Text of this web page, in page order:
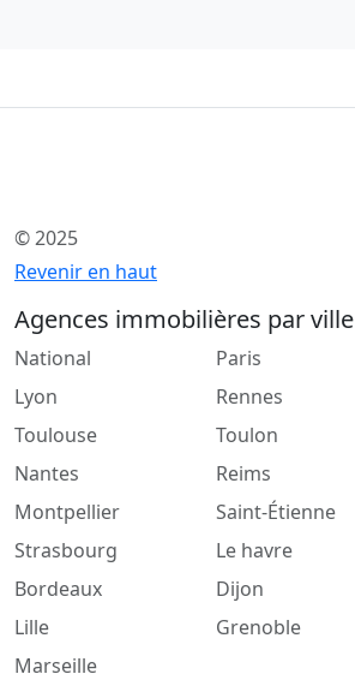
© 2025
Revenir en haut
Agences immobilières par ville
National
Lyon
Toulouse
Nantes
Montpellier
Strasbourg
Bordeaux
Lille
Marseille
Paris
Rennes
Toulon
Reims
Saint-Étienne
Le havre
Dijon
Grenoble